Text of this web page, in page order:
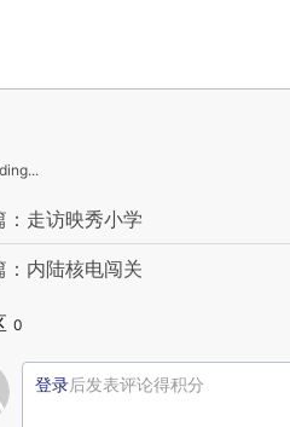
：走访映秀小学
：内陆核电闯关
0
登录后发表评论得积分